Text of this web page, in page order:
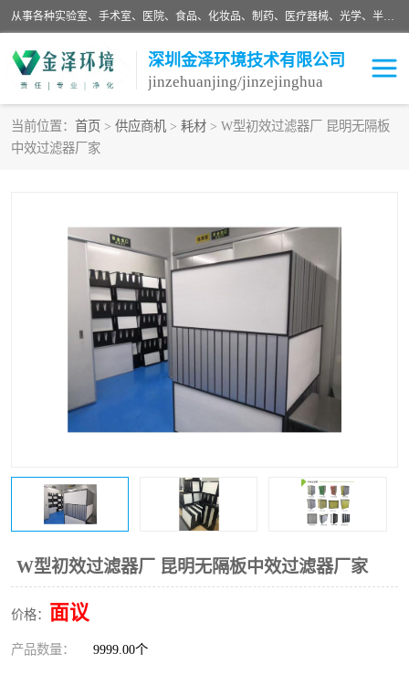
从事各种实验室、手术室、医院、食品、化妆品、制药、医疗器械、光学、半导体、精密电子等无尘车间行业的洁净车间装修设计、净化设备、恒温恒湿空调的设计制作与安装、净化系统工程项目施工及其技术支持服务。
深圳金泽环境技术有限公司
jinzehuanjing/jinzejinghua
当前位置： 首页 > 供应商机 > 耗材 > W型初效过滤器厂 昆明无隔板
中效过滤器厂家
W型初效过滤器厂 昆明无隔板中效过滤器厂家
价格： 面议
产品数量： 9999.00个
耗材
手术室净化 GMP车间净化
医药车间净化
生物实验室 食品饮料
光电车间
恒温恒湿净化空调